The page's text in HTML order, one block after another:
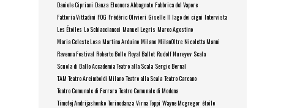
Daniele Cipriani Danza Eleonora Abbagnato Fabbrica del Vapore
Fattoria Vittadini FOG Frédéric Olivieri Giselle Il lago dei cigni Intervista
Les Étoiles Lo Schiaccianoci Manuel Legris Marco Agostino
Maria Celeste Losa Martina Arduino Milano MilanOltre Nicoletta Manni
Ravenna Festival Roberto Bolle Royal Ballet Rudolf Nureyev Scala
Scuola di Ballo Accademia Teatro alla Scala Sergio Bernal
TAM Teatro Arcimboldi Milano Teatro alla Scala Teatro Carcano
Teatro Comunale di Ferrara Teatro Comunale di Modena
Timofej Andrijashenko Torinodanza Virna Toppi Wayne Mcgregor étoile